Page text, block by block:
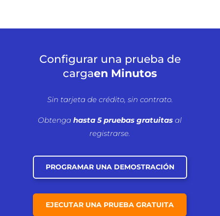
Configurar una prueba de
cargaen Minutos
Sin tarjeta de crédito, sin contrato.
Obtengahasta 5 pruebas gratuitas al
registrarse.
PROGRAMAR UNA DEMOSTRACIÓN
EJECUTAR UNA PRUEBA GRATUITA